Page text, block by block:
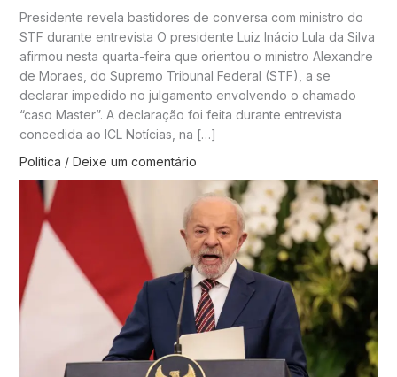
Presidente revela bastidores de conversa com ministro do
STF durante entrevista O presidente Luiz Inácio Lula da Silva
afirmou nesta quarta-feira que orientou o ministro Alexandre
de Moraes, do Supremo Tribunal Federal (STF), a se
declarar impedido no julgamento envolvendo o chamado
“caso Master”. A declaração foi feita durante entrevista
concedida ao ICL Notícias, na […]
Politica / Deixe um comentário